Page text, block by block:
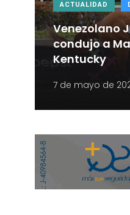
ACTUALIDAD
Venezolano
condujo a
Kentucky
7 de mayo de